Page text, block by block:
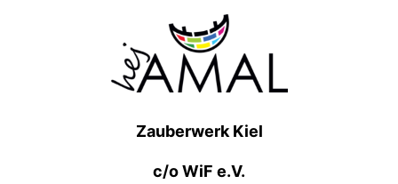
Zauberwerk Kiel
c/o WiF e.V.